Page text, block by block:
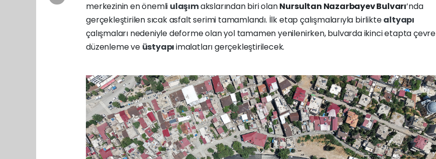
merkezinin en önemli ulaşımakslarından biri olanNursultan Nazarbayev Bulvarı’nda
gerçekleştirilen sıcak asfalt serimi tamamlandı. İlk etap çalışmalarıyla birliktealtyapı
çalışmaları nedeniyle deforme olan yol tamamen yenilenirken, bulvarda ikinci etapta çevre
düzenleme ve üstyapıimalatları gerçekleştirilecek.